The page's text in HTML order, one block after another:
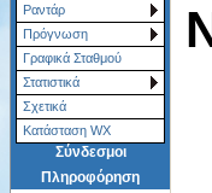
Ραντάρ
Πρόγνωση
Γραφικά Σταθμού
Στατιστικά
Σχετικά
Κατάσταση WX
Σύνδεσμοι
Πληροφόρηση